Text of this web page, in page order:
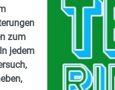
zum
jedem